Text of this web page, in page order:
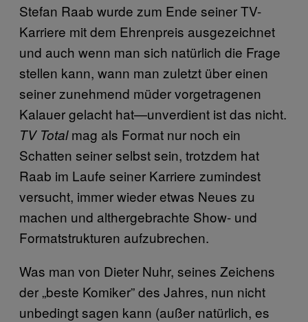
Stefan Raab wurde zum Ende seiner TV-
Karriere mit dem Ehrenpreis ausgezeichnet
und auch wenn man sich natürlich die Frage
stellen kann, wann man zuletzt über einen
seiner zunehmend müder vorgetragenen
Kalauer gelacht hat—unverdient ist das nicht.
TV Totalmag als Format nur noch ein
Schatten seiner selbst sein, trotzdem hat
Raab im Laufe seiner Karriere zumindest
versucht, immer wieder etwas Neues zu
machen und althergebrachte Show- und
Formatstrukturen aufzubrechen.
Was man von Dieter Nuhr, seines Zeichens
der „beste Komiker” des Jahres, nun nicht
unbedingt sagen kann (außer natürlich, es